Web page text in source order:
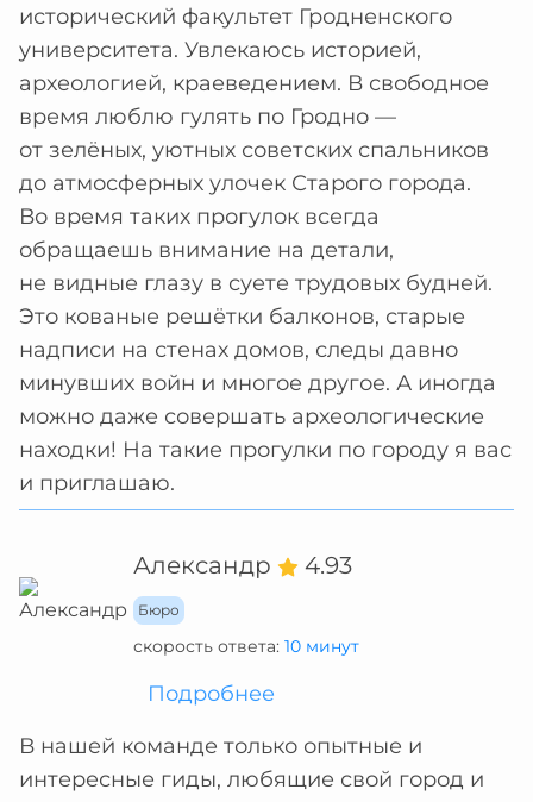
исторический факультет Гродненского
университета. Увлекаюсь историей,
археологией, краеведением. В свободное
время люблю гулять по Гродно —
от зелёных, уютных советских спальников
до атмосферных улочек Старого города.
Во время таких прогулок всегда
обращаешь внимание на детали,
не видные глазу в суете трудовых будней.
Это кованые решётки балконов, старые
надписи на стенах домов, следы давно
минувших войн и многое другое. А иногда
можно даже совершать археологические
находки! На такие прогулки по городу я вас
и приглашаю.
Александр 4.93
Бюро
скорость ответа: 10 минут
Подробнее
В нашей команде только опытные и
интересные гиды, любящие свой город и